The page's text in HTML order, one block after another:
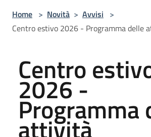
Home > Novità > Avvisi >
Centro estivo 2026 - Programma delle
Centro
2026 -
Programma
attività